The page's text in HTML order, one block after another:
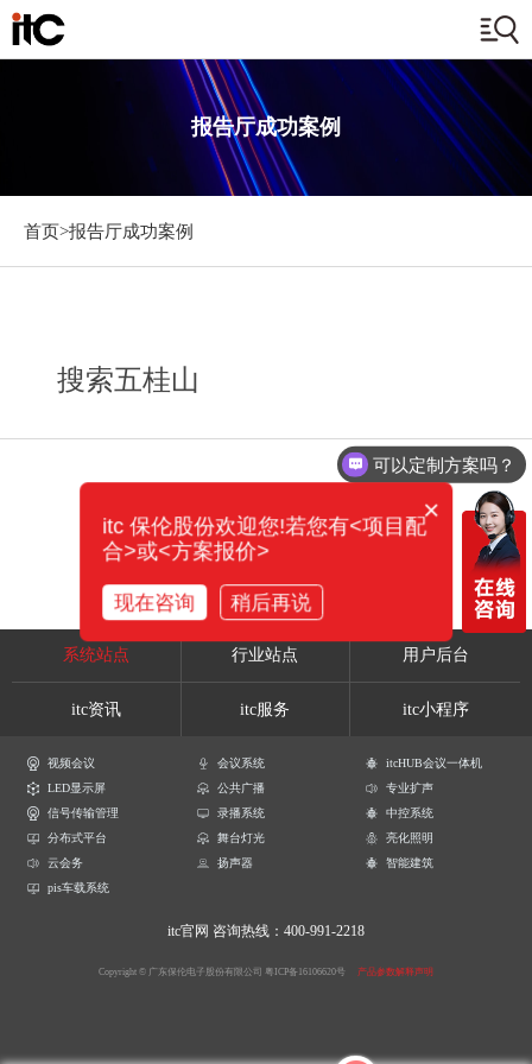
报告厅成功案例
首页>报告厅成功案例
搜索五桂山
系统站点 行业站点 用户后台
itc资讯 itc服务 itc小程序
视频会议 会议系统
itcHUB会议一体机
LED显示屏
公共广播
专业扩声
信号传输管理
录播系统
中控系统
分布式平台
舞台灯光
亮化照明
云会务
扬声器
智能建筑
pis车载系统
itc官网 咨询热线：400-991-2218
Copyright © 广东保伦电子股份有限公司 粤ICP备16106620号 产品参数解释声明
可以定制方案吗？
×
itc 保伦股份欢迎您!若您有<项目配
合>或<方案报价>
现在咨询 稍后再说